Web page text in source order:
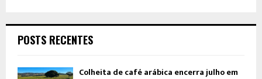
POSTS RECENTES
Colheita de café arábica encerra julho em